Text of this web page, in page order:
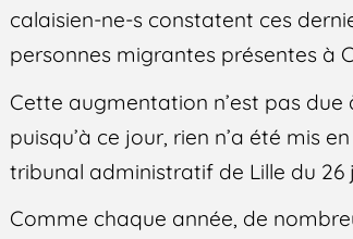
calaisien-ne-s constatent ces
personnes migrantes présentes à
Cette augmentation n’est pas due
puisqu’à ce jour, rien n’a été mis
tribunal administratif de Lille du 26
Comme chaque année, de